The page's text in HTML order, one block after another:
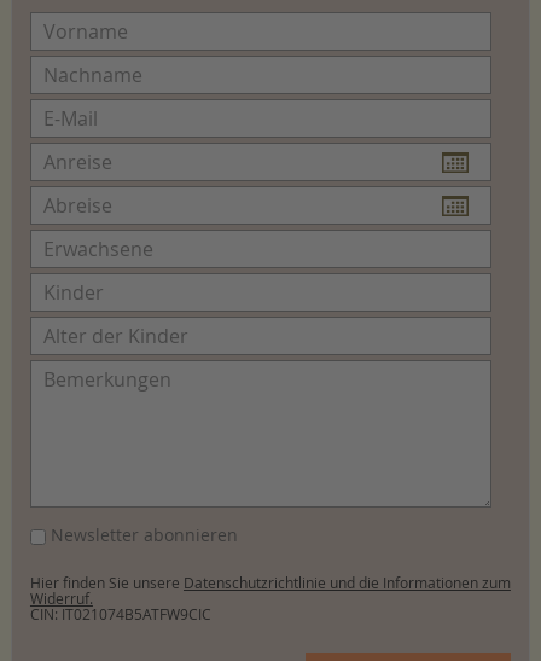
Newsletter abonnieren
Hier finden Sie unsere Datenschutzrichtlinie und die Informationen zum
Widerruf.
CIN: IT021074B5ATFW9CIC